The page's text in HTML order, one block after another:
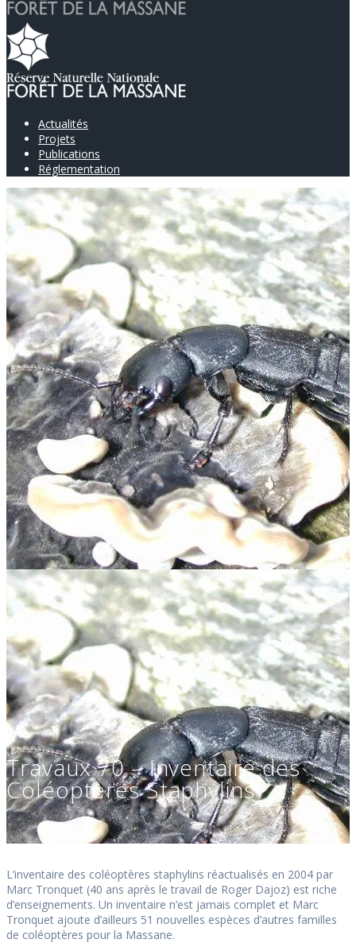
Actualités
Projets
Publications
Réglementation
Travaux 70 – Inventaire des
Coléoptères Staphylins
L’inventaire des coléoptères staphylins réactualisés en 2004 par
Marc Tronquet (40 ans après le travail de Roger Dajoz) est riche
d’enseignements. Un inventaire n’est jamais complet et Marc
Tronquet ajoute d’ailleurs 51 nouvelles espèces d’autres familles
de coléoptères pour la Massane.